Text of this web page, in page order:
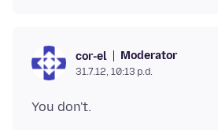
cor-el Moderator
31.7.12, 10:13 p.d.
You don't.